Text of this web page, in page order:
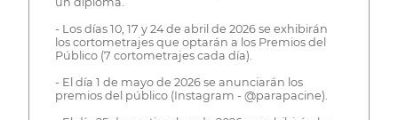
- Los días 10, 17 y 24 de abril de 2026 se exhibirán
los cortometrajes que optarán a los Premios del
Público (7 cortometrajes cada día).
- El día 1 de mayo de 2026 se anunciarán los
premios del público (Instagram - @parapacine).